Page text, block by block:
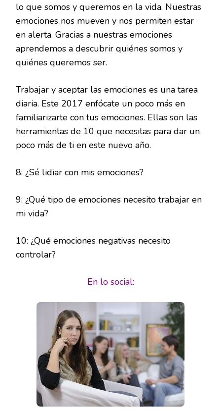
lo que somos y queremos en la vida. Nuestras
emociones nos mueven y nos permiten estar
en alerta. Gracias a nuestras emociones
aprendemos a descubrir quiénes somos y
quiénes queremos ser.
Trabajar y aceptar las emociones es una tarea
diaria. Este 2017 enfócate un poco más en
familiarizarte con tus emociones. Ellas son las
herramientas de 10 que necesitas para dar un
poco más de ti en este nuevo año.
8: ¿Sé lidiar con mis emociones?
9: ¿Qué tipo de emociones necesito trabajar en
mi vida?
10: ¿Qué emociones negativas necesito
controlar?
En lo social: